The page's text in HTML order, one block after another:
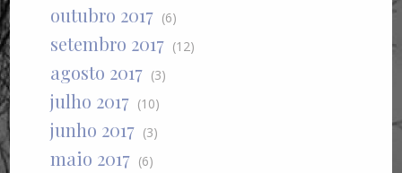
outubro 2017 (6)
setembro 2017 (12)
agosto 2017 (3)
julho 2017 (10)
junho 2017 (3)
maio 2017 (6)